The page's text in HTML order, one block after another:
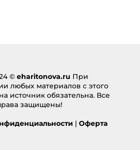
© eharitonova.ru При
любых материалов с этого
источник обязательна. Все
защищены!
| Оферта